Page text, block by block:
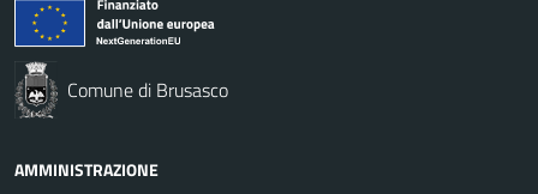
Comune di Brusasco
AMMINISTRAZIONE